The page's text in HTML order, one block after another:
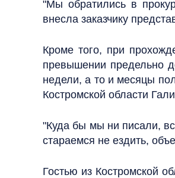
"Мы обратились в
внесла заказчику
Кроме того, при
превышении предельно
недели, а то и месяцы
Костромской области
"Куда бы мы ни писали,
стараемся не ездить,
Гостью из Костромской